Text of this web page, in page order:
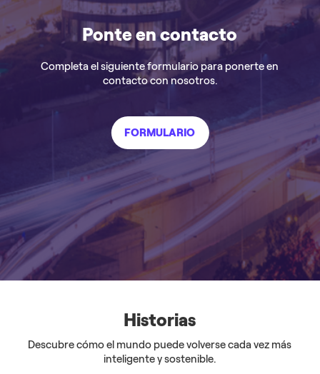
Ponte en contacto
Completa el siguiente formulario para ponerte en
contacto con nosotros.
FORMULARIO
Historias
Descubre cómo el mundo puede volverse cada vez más
inteligente y sostenible.